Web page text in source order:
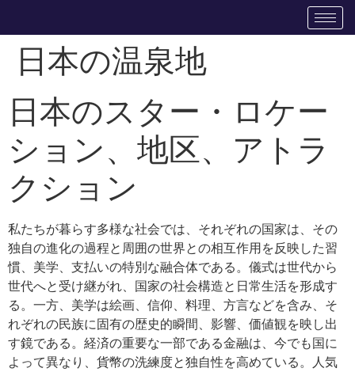
日本の温泉地
日本のスター・ロケー
ション、地区、アトラ
クション
私たちが暮らす多様な社会では、それぞれの国家は、その
独自の進化の過程と周囲の世界との相互作用を反映した習
慣、美学、支払いの特別な融合体である。儀式は世代から
世代へと受け継がれ、国家の社会構造と日常生活を形成す
る。一方、美学は絵画、信仰、料理、方言などを含み、そ
れぞれの民族に固有の歴史的瞬間、影響、価値観を映し出
す鏡である。経済の重要な一部である金融は、今でも国に
よって異なり、貨幣の洗練度と独自性を高めている。人気